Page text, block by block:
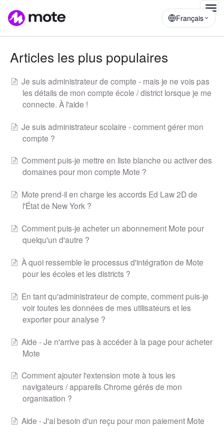
Français
Articles les plus populaires
Je suis administrateur de compte - mais je ne vois pas
les détails de mon compte école / district lorsque je me
connecte. À l'aide !
Je suis administrateur scolaire - comment gérer mon
compte ?
Comment puis-je mettre en liste blanche ou activer des
domaines pour mon compte Mote ?
Mote prend-il en charge les accords Ed Law 2D de
l'État de New York ?
Comment puis-je acheter un abonnement Mote pour
quelqu'un d'autre ?
À quoi ressemble le processus d'intégration de Mote
pour les écoles et les districts ?
En tant qu'administrateur de compte, comment puis-je
voir toutes les données de mes utilisateurs et les
exporter pour analyse ?
Aide - Je n'arrive pas à accéder à la page pour acheter
Mote
Comment ajouter l'extension mote à tous les
navigateurs / appareils Chrome gérés de mon
organisation ?
Aide - J'ai besoin d'un reçu pour mon paiement Mote